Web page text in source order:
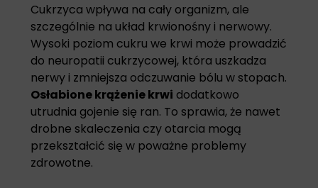
Cukrzyca wpływa na cały organizm, ale
szczególnie na układ krwionośny i nerwowy.
Wysoki poziom cukru we krwi może prowadzić
do neuropatii cukrzycowej, która uszkadza
nerwy i zmniejsza odczuwanie bólu w stopach.
Osłabione krążenie krwi dodatkowo
utrudnia gojenie się ran. To sprawia, że nawet
drobne skaleczenia czy otarcia mogą
przekształcić się w poważne problemy
zdrowotne.